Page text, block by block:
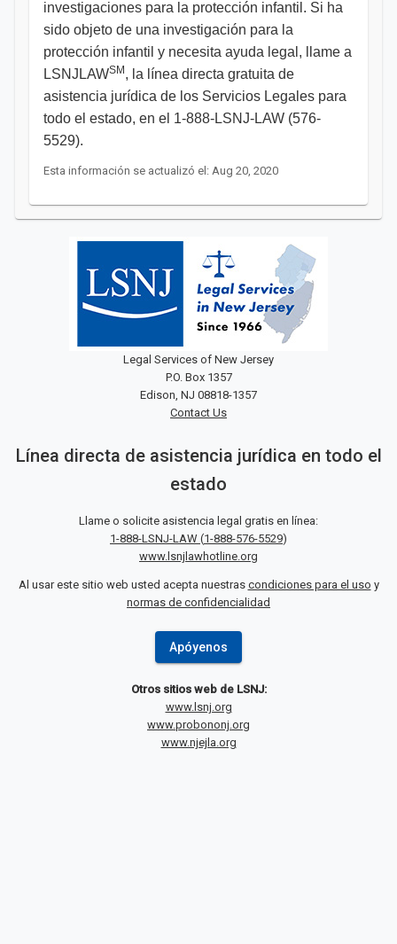
investigaciones para la protección infantil. Si ha
sido objeto de una investigación para la
protección infantil y necesita ayuda legal, llame a
LSNJLAWSM , la línea directa gratuita de
asistencia jurídica de los Servicios Legales para
todo el estado, en el 1-888-LSNJ-LAW (576-
5529). ​
Esta información se actualizó el: Aug 20, 2020
Legal Services of New Jersey
P.O. Box 1357
Edison, NJ 08818-1357
Contact Us
Línea directa de asistencia jurídica en todo el
estado
Llame o solicite asistencia legal gratis en línea:
1-888-LSNJ-LAW (1-888-576-5529)
www.lsnjlawhotline.org
Al usar este sitio web usted acepta nuestras condiciones para el uso y
normas de confidencialidad
Apóyenos
Otros sitios web de LSNJ:
www.lsnj.org
www.probononj.org
www.njejla.org